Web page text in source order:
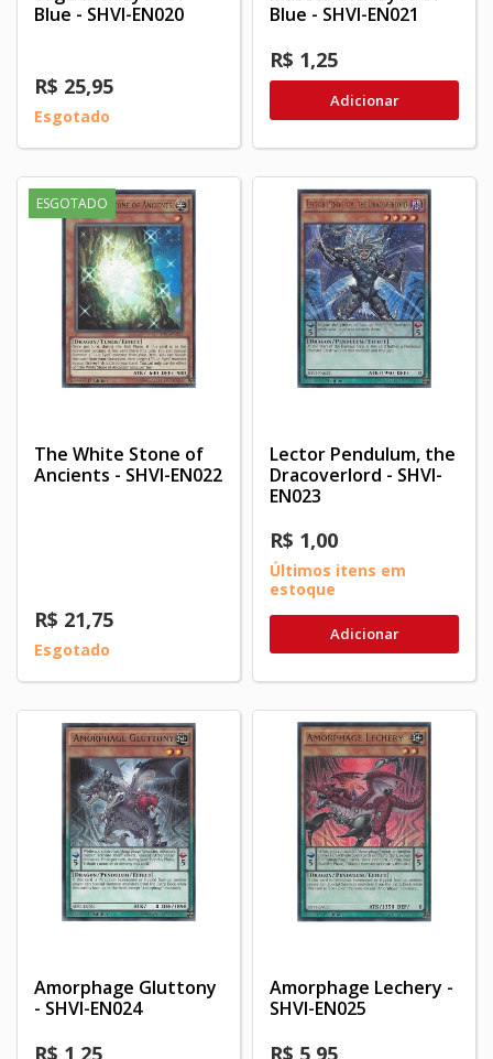
Blue - SHVI-EN020
R$ 25,95
Esgotado
Blue - SHVI-EN021
R$ 1,25
Adicionar
ESGOTADO
The White Stone of
Ancients - SHVI-EN022
R$ 21,75
Esgotado
Lector Pendulum, the
Dracoverlord - SHVI-
EN023
R$ 1,00
Últimos itens em
estoque
Adicionar
Amorphage Gluttony
- SHVI-EN024
R$ 1,25
Amorphage Lechery -
SHVI-EN025
R$ 5,95